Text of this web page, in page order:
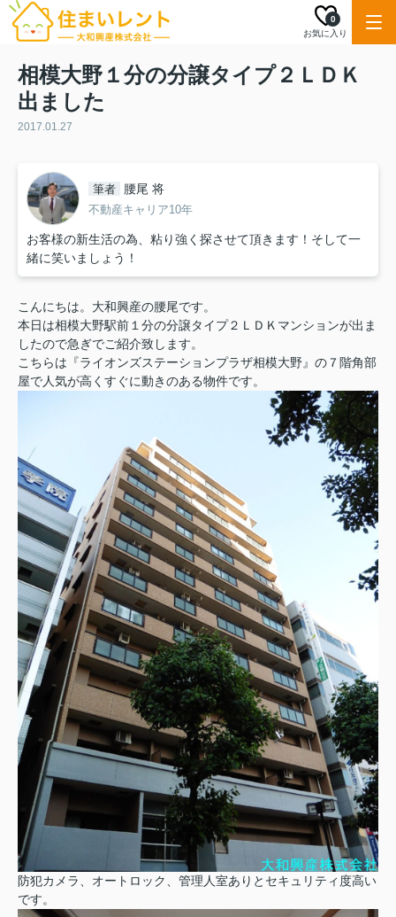
お気に入り
0
相模大野１分の分譲タイプ２ＬＤＫ
出ました
2017.01.27
筆者 腰尾 将
不動産キャリア10年
お客様の新生活の為、粘り強く探させて頂きます！そして一
緒に笑いましょう！
こんにちは。大和興産の腰尾です。
本日は相模大野駅前１分の分譲タイプ２ＬＤＫマンションが出ま
したので急ぎでご紹介致します。
こちらは『ライオンズステーションプラザ相模大野』の７階角部
屋で人気が高くすぐに動きのある物件です。
防犯カメラ、オートロック、管理人室ありとセキュリティ度高い
です。